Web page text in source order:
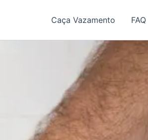
Caça Vazamento FAQ